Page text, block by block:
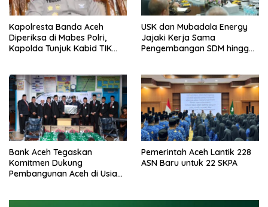
Kapolresta Banda Aceh
Diperiksa di Mabes Polri,
Kapolda Tunjuk Kabid TIK
USK dan Mubadala Energy
Jajaki Kerja Sama
Pengembangan SDM hingga
Bank Aceh Tegaskan
Komitmen Dukung
Pembangunan Aceh di Usia
Pemerintah Aceh Lantik 228
ASN Baru untuk 22 SKPA